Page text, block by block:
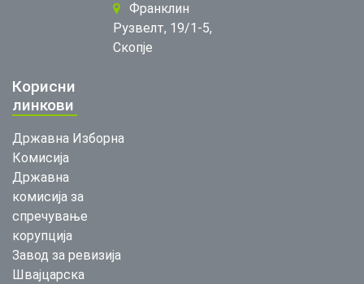
Франклин
Рузвелт, 19/1-5,
Скопје
Корисни
линкови
Државна Изборна
Комисија
Државна
комисија за
спречување
корупција
Завод за ревизија
Швајцарска